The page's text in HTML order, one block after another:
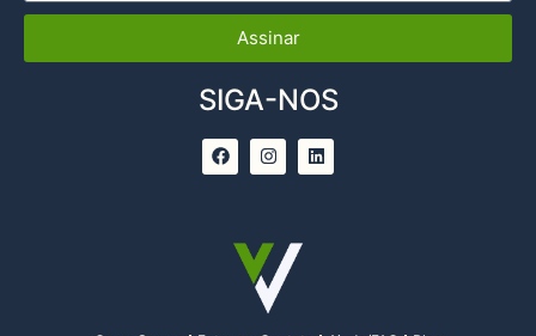
Assinar
SIGA-NOS